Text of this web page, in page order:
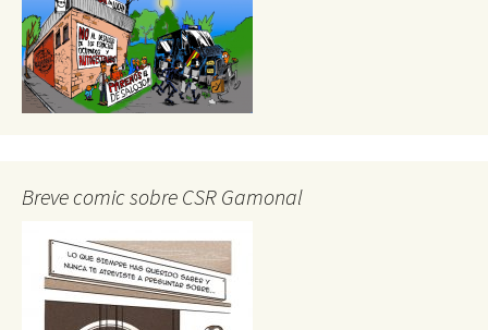
Breve comic sobre CSR Gamonal